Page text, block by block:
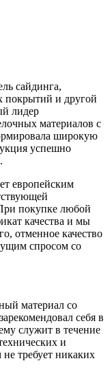
сайдинга,
покрытий и другой
лидер
материалов с
широкую
успешно
европейским
покупке любой
качества и мы
отменное качество
спросом со
материал со
себя в
служит в течение
и
не требует никаких